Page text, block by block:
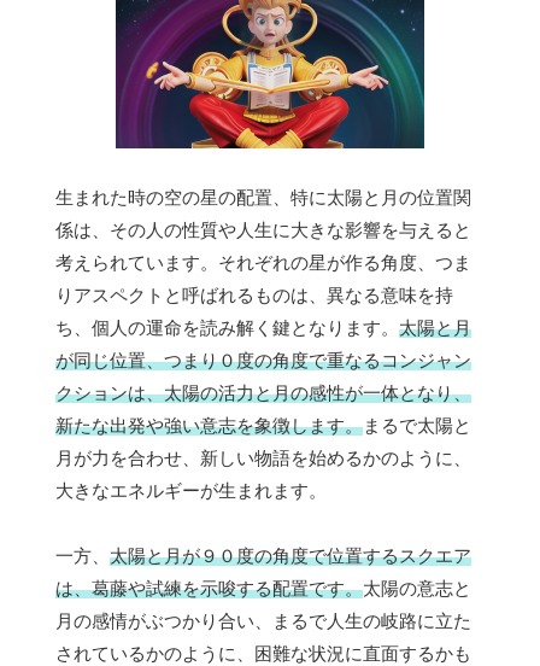
生まれた時の空の星の配置、特に太陽と月の位置関
係は、その人の性質や人生に大きな影響を与えると
考えられています。それぞれの星が作る角度、つま
りアスペクトと呼ばれるものは、異なる意味を持
ち、個人の運命を読み解く鍵となります。 太陽と月
が同じ位置、つまり０度の角度で重なるコンジャン
クションは、太陽の活力と月の感性が一体となり、
新たな出発や強い意志を象徴します。まるで太陽と
月が力を合わせ、新しい物語を始めるかのように、
大きなエネルギーが生まれます。
一方、 太陽と月が９０度の角度で位置するスクエア
は、葛藤や試練を示唆する配置です。太陽の意志と
月の感情がぶつかり合い、まるで人生の岐路に立た
されているかのように、困難な状況に直面するかも